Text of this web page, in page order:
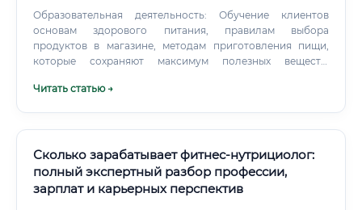
Образовательная деятельность: Обучение клиентов
основам здорового питания, правилам выбора
продуктов в магазине, методам приготовления пищи,
которые сохраняют максимум полезных веществ.
формировании здоровых отношений с едой, работа с
документации: Фиксация данных клиента, отслеживание
динамики и прогресса.
Читать статью →
Сколько зарабатывает фитнес-нутрициолог:
полный экспертный разбор профессии,
зарплат и карьерных перспектив